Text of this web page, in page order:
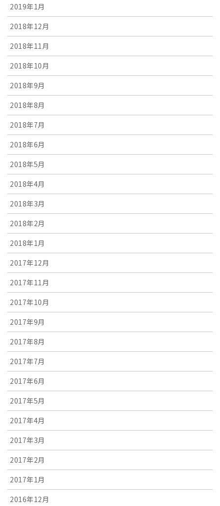
2019年1月
2018年12月
2018年11月
2018年10月
2018年9月
2018年8月
2018年7月
2018年6月
2018年5月
2018年4月
2018年3月
2018年2月
2018年1月
2017年12月
2017年11月
2017年10月
2017年9月
2017年8月
2017年7月
2017年6月
2017年5月
2017年4月
2017年3月
2017年2月
2017年1月
2016年12月